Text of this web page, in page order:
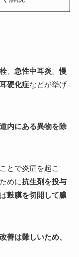
、 急性中耳炎、慢
耳硬化症などが挙げ
内にある異物を除
とで炎症を起こ
めに抗生剤を投与
鼓膜を切開して膿
善は難しいため、